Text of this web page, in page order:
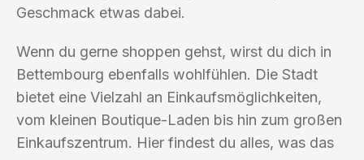
Geschmack etwas dabei.
Wenn du gerne shoppen gehst, wirst du dich in
Bettembourg ebenfalls wohlfühlen. Die Stadt
bietet eine Vielzahl an Einkaufsmöglichkeiten,
vom kleinen Boutique-Laden bis hin zum großen
Einkaufszentrum. Hier findest du alles, was das